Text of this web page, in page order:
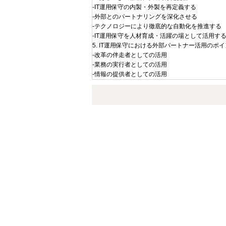
-IT運用保守の内製・外製を再定義する
-外部とのパートナリングを深化させる
-テクノロジーにより徹底的な自動化を推進する
-IT運用保守を人材育成・活躍の場として活用する
5. IT運用保守における外部パートナー活用のポイ
-改革の伴走者としての活用
-業務の実行者としての活用
-情報の提供者としての活用